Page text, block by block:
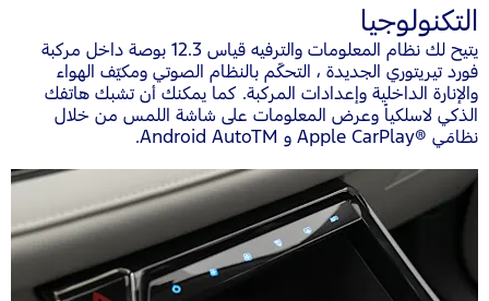
التكنولوجيا
يتيح لك نظام المعلومات والترفيه قياس 12.3 بوصة داخل مركبة
فورد تيريتوري الجديدة ، التحكّم بالنظام الصوتي ومكيّف الهواء
والإنارة الداخلية وإعدادات المركبة. كما يمكنك أن تشبك هاتفك
الذكي لاسلكياً وعرض المعلومات على شاشة اللمس من خلال
نظامَي Apple CarPlay®‎ و Android AutoTM.